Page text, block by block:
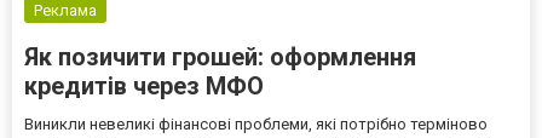
Реклама
Як позичити грошей: оформлення
кредитів через МФО
Виникли невеликі фінансові проблеми, які потрібно терміново